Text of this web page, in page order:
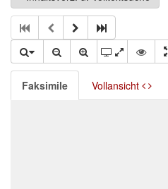
Faksimile Vollansicht